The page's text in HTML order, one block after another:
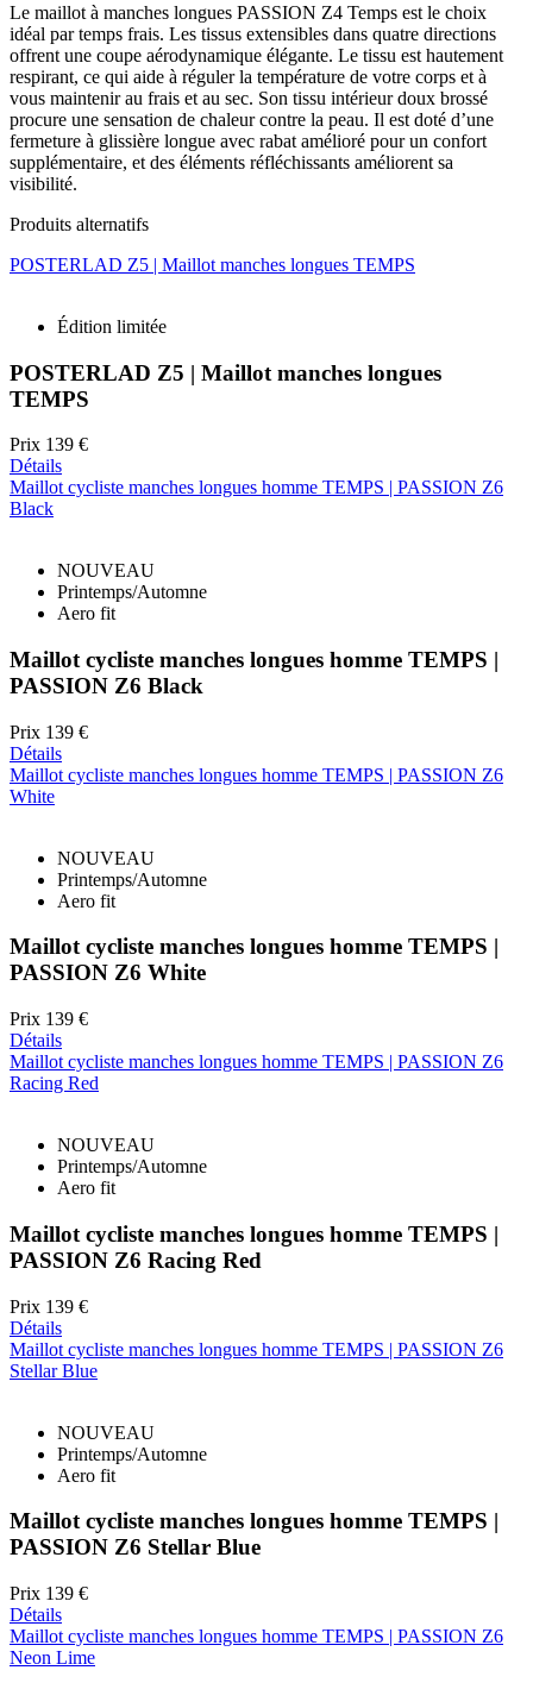
Le maillot à manches longues PASSION Z4 Temps est le choix
idéal par temps frais. Les tissus extensibles dans quatre directions
offrent une coupe aérodynamique élégante. Le tissu est hautement
respirant, ce qui aide à réguler la température de votre corps et à
vous maintenir au frais et au sec. Son tissu intérieur doux brossé
procure une sensation de chaleur contre la peau. Il est doté d’une
fermeture à glissière longue avec rabat amélioré pour un confort
supplémentaire, et des éléments réfléchissants améliorent sa
visibilité.
Produits alternatifs
POSTERLAD Z5 | Maillot manches longues TEMPS
Édition limitée
POSTERLAD Z5 | Maillot manches longues
TEMPS
Prix 139 €
Détails
Maillot cycliste manches longues homme TEMPS | PASSION Z6
Black
NOUVEAU
Printemps/Automne
Aero fit
Maillot cycliste manches longues homme TEMPS |
PASSION Z6 Black
Prix 139 €
Détails
Maillot cycliste manches longues homme TEMPS | PASSION Z6
White
NOUVEAU
Printemps/Automne
Aero fit
Maillot cycliste manches longues homme TEMPS |
PASSION Z6 White
Prix 139 €
Détails
Maillot cycliste manches longues homme TEMPS | PASSION Z6
Racing Red
NOUVEAU
Printemps/Automne
Aero fit
Maillot cycliste manches longues homme TEMPS |
PASSION Z6 Racing Red
Prix 139 €
Détails
Maillot cycliste manches longues homme TEMPS | PASSION Z6
Stellar Blue
NOUVEAU
Printemps/Automne
Aero fit
Maillot cycliste manches longues homme TEMPS |
PASSION Z6 Stellar Blue
Prix 139 €
Détails
Maillot cycliste manches longues homme TEMPS | PASSION Z6
Neon Lime